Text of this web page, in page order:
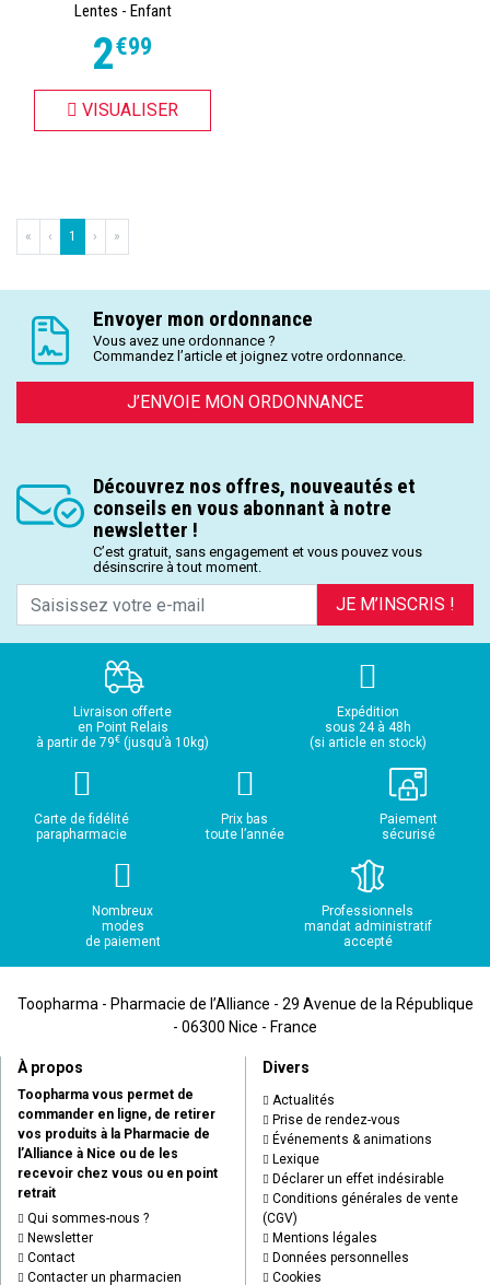
Lentes - Enfant
2€99
VISUALISER
« ‹ 1 › »
Envoyer mon ordonnance
Vous avez une ordonnance ?
Commandez l’article et joignez votre ordonnance.
J’ENVOIE MON ORDONNANCE
Découvrez nos offres, nouveautés et
conseils en vous abonnant à notre
newsletter !
C’est gratuit, sans engagement et vous pouvez vous
désinscrire à tout moment.
JE M’INSCRIS !
Livraison offerte
en Point Relais
à partir de 79€ (jusqu’à 10kg)
Expédition
sous 24 à 48h
(si article en stock)
Carte de fidélité
parapharmacie
Prix bas
toute l’année
Paiement
sécurisé
Nombreux
modes
de paiement
Professionnels
mandat administratif
accepté
Toopharma - Pharmacie de l’Alliance - 29 Avenue de la République
- 06300 Nice - France
À propos
Toopharma vous permet de
commander en ligne, de retirer
vos produits à la Pharmacie de
l’Alliance à Nice ou de les
recevoir chez vous ou en point
retrait
Qui sommes-nous ?
Newsletter
Contact
Contacter un pharmacien
Divers
Actualités
Prise de rendez-vous
Événements & animations
Lexique
Déclarer un effet indésirable
Conditions générales de vente
(CGV)
Mentions légales
Données personnelles
Cookies